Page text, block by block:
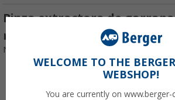
Pinza extractora de
mascotas 13,5 cm Tick Out
Nº de artículo 774872
WELCOME TO THE
WEBSHOP!
You are currently on www.berger-